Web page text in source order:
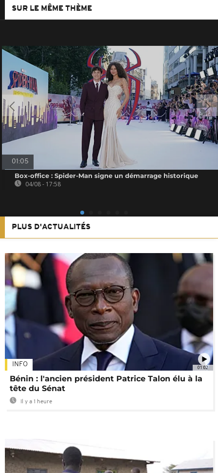
SUR LE MÊME THÈME
01:05
Box-office : Spider-Man signe un démarrage historique
04/08 - 17:58
PLUS D'ACTUALITÉS
01:02
INFO
Bénin : l'ancien président Patrice Talon élu à la
tête du Sénat
Il y a 1 heure